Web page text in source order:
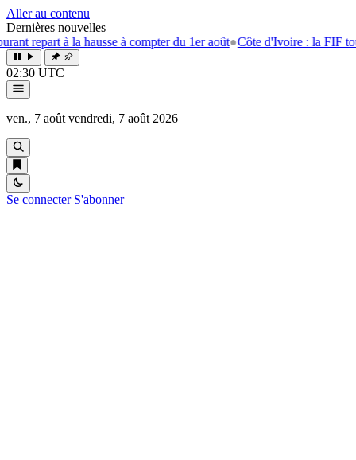
Aller au contenu
Dernières nouvelles
à la hausse à compter du 1er août● Côte d'Ivoire : la FIF tourne la
02:30 UTC
ven., 7 août vendredi, 7 août 2026
Se connecter S'abonner